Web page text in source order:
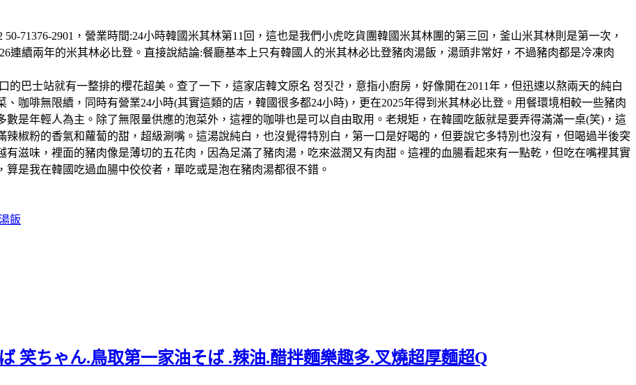
50-71376-2901，營業時間:24小時韓國米其林第11回，這也是我們小虎吃貨團韓國米其林團的第三回，釜山米其林則是第一次，
連續兩年的米其林必比登。直接說結論:餐廳基本上只有韓國人的米其林必比登豬肉湯飯，湯頭非常好，不過豬肉都是冷凍肉
巴士站就有一整排的櫻花超美。查了一下，這家店韓文原名 정짓간，意指小廚房，好像開在2011年，但迅速以熬兩天的純白
咖啡無限續，同時有營業24小時(其實這類的店，韓國很多都24小時)，更在2025年得到米其林必比登。用餐環境相較一些豬肉
是年輕人為主。除了無限量供應的泡菜外，這裡的咖啡也是可以自由取用。老規矩，在韓國吃飯就是要弄得滿滿一桌(笑)，這
椒粉的香氣和蘿蔔的甜，超級涮嘴。這湯說純白，也沒覺得特別白，第一口是好喝的，但要說它多特別也沒有，但喝過半後突
滋味，裡面的豬肉像是薄切的五花肉，因為足滿了豬肉湯，吃來滋潤又有肉甜。這裡的血腸看起來有一點乾，但吃在嘴裡其實
是我在韓國吃過血腸中佼佼者，單吃或是泡在豬肉湯都很不錯。
飯
笑ちゃん.鳥取第一家油そば .辣油.醋拌麵樂趣多.叉燒超厚麵超Q